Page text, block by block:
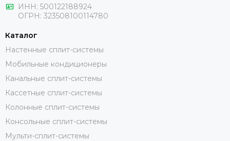
ИНН: 500122188924
ОГРН: 323508100114780
Каталог
Настенные сплит-системы
Мобильные кондиционеры
Канальные сплит-системы
Кассетные сплит-системы
Колонные сплит-системы
Консольные сплит-системы
Мульти-сплит-системы